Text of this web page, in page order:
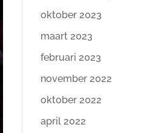
oktober 2023
maart 2023
februari 2023
november 2022
oktober 2022
april 2022